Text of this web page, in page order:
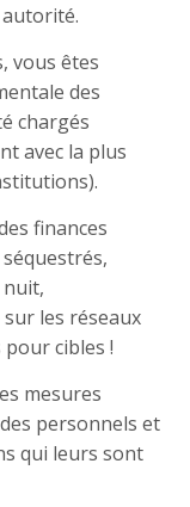
vous êtes
des
chargés
avec la plus
finances
les réseaux
cibles !
mesures
personnels et
qui leurs sont